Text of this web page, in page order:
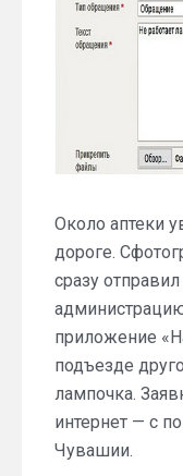
Около аптеки
дороге.
сразу
приложение
подъезде
лампочка.
интернет — с
Чувашии.